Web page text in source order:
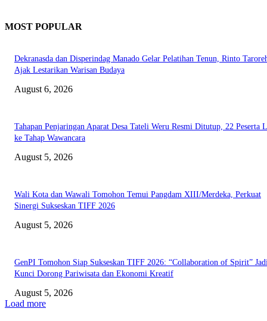
MOST POPULAR
Dekranasda dan Disperindag Manado Gelar Pelatihan Tenun, Rinto
Ajak Lestarikan Warisan Budaya
August 6, 2026
Tahapan Penjaringan Aparat Desa Tateli Weru Resmi Ditutup, 22 Peserta
ke Tahap Wawancara
August 5, 2026
Wali Kota dan Wawali Tomohon Temui Pangdam XIII/Merdeka, Perkuat
Sinergi Sukseskan TIFF 2026
August 5, 2026
GenPI Tomohon Siap Sukseskan TIFF 2026: “Collaboration of Spirit”
Kunci Dorong Pariwisata dan Ekonomi Kreatif
August 5, 2026
Load more